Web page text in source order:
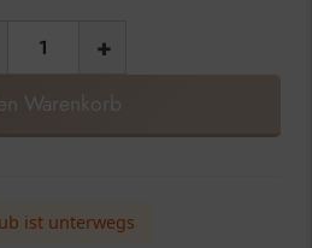
+
Warenkorb
ist unterwegs